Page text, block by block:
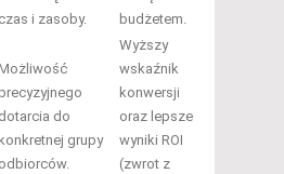
czas i zasoby.
budżetem.
dotarcia do
grupy
odbiorców.
Wyższy
wskaźnik
konwersji
oraz lepsze
wyniki ROI
(zwrot z